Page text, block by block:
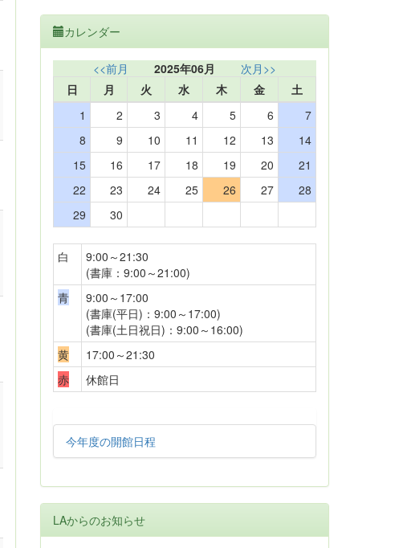
カレンダー
<<前月 2025年06月
次月>>
日
月 火 水 木 金
土
1
2 3 4 5 6
7
8
9 10 11 12 13
14
15
16 17 18 19 20
21
22
23 24 25 26 27
28
29
30
白
9:00～21:30
(書庫：9:00～21:00)
青
9:00～17:00
(書庫(平日)：9:00～17:00)
(書庫(土日祝日)：9:00～16:00)
黄
17:00～21:30
赤
休館日
今年度の開館日程
LAからのお知らせ